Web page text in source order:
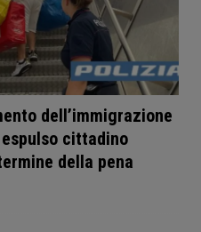
dell’immigrazione
cittadino
della pena